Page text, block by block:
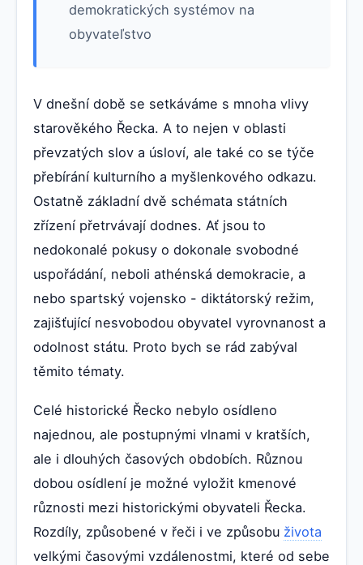
demokratických systémov na
obyvateľstvo
V dnešní době se setkáváme s mnoha vlivy
starověkého Řecka. A to nejen v oblasti
převzatých slov a úsloví, ale také co se týče
přebírání kulturního a myšlenkového odkazu.
Ostatně základní dvě schémata státních
zřízení přetrvávají dodnes. Ať jsou to
nedokonalé pokusy o dokonale svobodné
uspořádání, neboli athénská demokracie, a
nebo spartský vojensko - diktátorský režim,
zajišťující nesvobodou obyvatel vyrovnanost a
odolnost státu. Proto bych se rád zabýval
těmito tématy.
Celé historické Řecko nebylo osídleno
najednou, ale postupnými vlnami v kratších,
ale i dlouhých časových obdobích. Různou
dobou osídlení je možné vyložit kmenové
různosti mezi historickými obyvateli Řecka.
Rozdíly, způsobené v řeči i ve způsobu života
velkými časovými vzdálenostmi, které od sebe